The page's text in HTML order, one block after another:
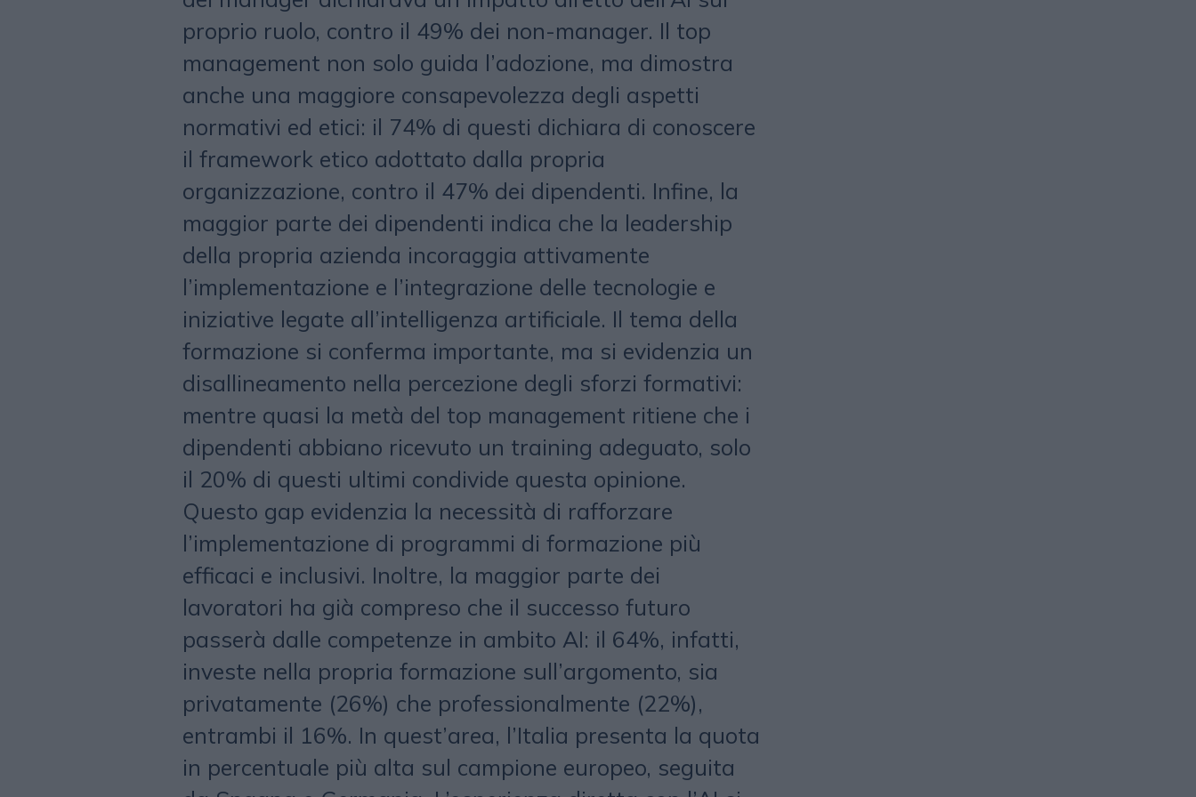
proprio ruolo, contro il 49% dei non-manager. Il top
management non solo guida l’adozione, ma dimostra
anche una maggiore consapevolezza degli aspetti
normativi ed etici: il 74% di questi dichiara di conoscere
il framework etico adottato dalla propria
organizzazione, contro il 47% dei dipendenti. Infine, la
maggior parte dei dipendenti indica che la leadership
della propria azienda incoraggia attivamente
l’implementazione e l’integrazione delle tecnologie e
iniziative legate all’intelligenza artificiale. Il tema della
formazione si conferma importante, ma si evidenzia un
disallineamento nella percezione degli sforzi formativi:
mentre quasi la metà del top management ritiene che i
dipendenti abbiano ricevuto un training adeguato, solo
il 20% di questi ultimi condivide questa opinione.
Questo gap evidenzia la necessità di rafforzare
l’implementazione di programmi di formazione più
efficaci e inclusivi. Inoltre, la maggior parte dei
lavoratori ha già compreso che il successo futuro
passerà dalle competenze in ambito AI: il 64%, infatti,
investe nella propria formazione sull’argomento, sia
privatamente (26%) che professionalmente (22%),
entrambi il 16%. In quest’area, l’Italia presenta la quota
in percentuale più alta sul campione europeo, seguita